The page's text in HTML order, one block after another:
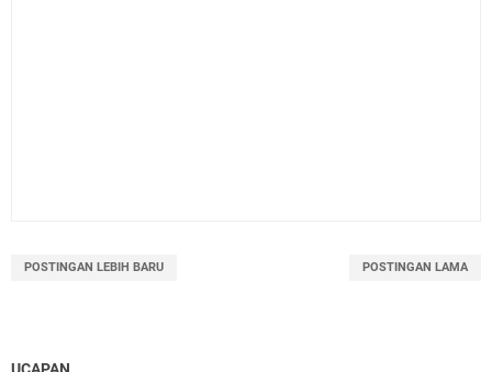
POSTINGAN LEBIH BARU POSTINGAN LAMA
UCAPAN